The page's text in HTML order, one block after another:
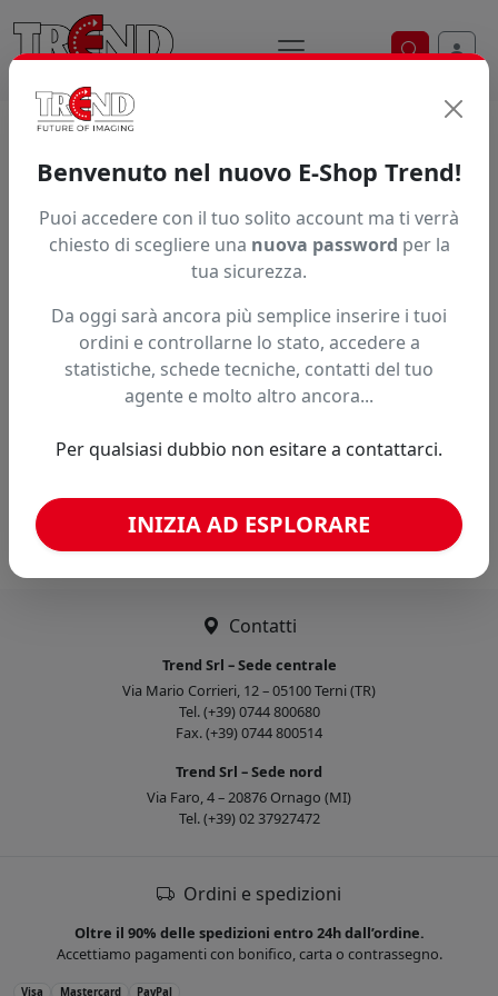
Ricerca
Articolo non trovato.
Hai trovato questo prodotto ad un prezzo più basso?
Fai una segnalazione
Confronta con articoli simili
Caricamento confronto...
Contatti
Trend Srl – Sede centrale
Via Mario Corrieri, 12 – 05100 Terni (TR)
Tel. (+39) 0744 800680
Fax. (+39) 0744 800514
Trend Srl – Sede nord
Via Faro, 4 – 20876 Ornago (MI)
Tel. (+39) 02 37927472
Ordini e spedizioni
Oltre il 90% delle spedizioni entro 24h dall’ordine.
Accettiamo pagamenti con bonifico, carta o contrassegno.
Visa Mastercard PayPal
Benvenuto nel nuovo E-Shop Trend!
Puoi accedere con il tuo solito account ma ti verrà
chiesto di scegliere una nuova password per la
tua sicurezza.
Da oggi sarà ancora più semplice inserire i tuoi
ordini e controllarne lo stato, accedere a
statistiche, schede tecniche, contatti del tuo
agente e molto altro ancora...
Per qualsiasi dubbio non esitare a contattarci.
INIZIA AD ESPLORARE